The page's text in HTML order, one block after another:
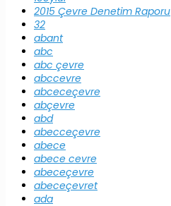
2015 Çevre Denetim Raporu
32
abant
abc
abc çevre
abccevre
abceceçevre
abçevre
abd
abecceçevre
abece
abece cevre
abeceçevre
abeceçevret
ada